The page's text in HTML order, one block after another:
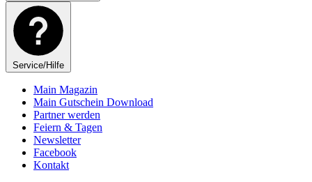
Service/Hilfe
Main Magazin
Main Gutschein Download
Partner werden
Feiern & Tagen
Newsletter
Facebook
Kontakt